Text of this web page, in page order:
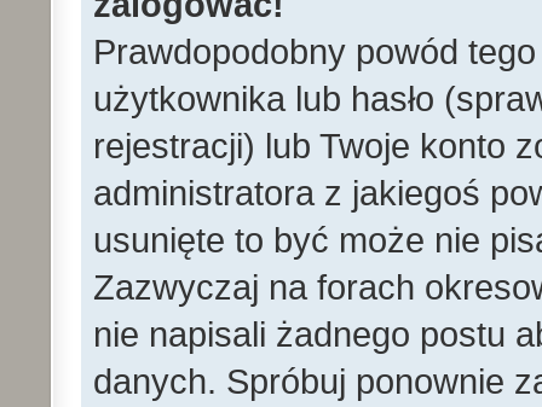
Prawdopodobny powód
użytkownika lub hasło
rejestracji) lub Twoje konto
administratora z jakiegoś
usunięte to być może nie
Zazwyczaj na forach
nie napisali żadnego postu
danych. Spróbuj ponownie